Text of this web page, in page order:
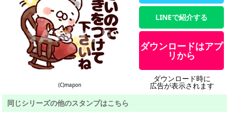
(C)mapon
LINEで紹介する
ダウンロードはアプ
リから
ダウンロード時に
広告が表示されます
同じシリーズの他のスタンプはこちら